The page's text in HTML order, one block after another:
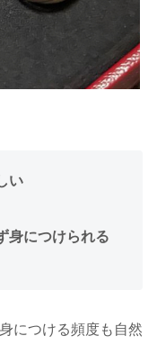
い
身につけられる
につける頻度も自然